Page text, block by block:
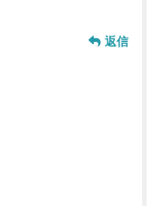
返信